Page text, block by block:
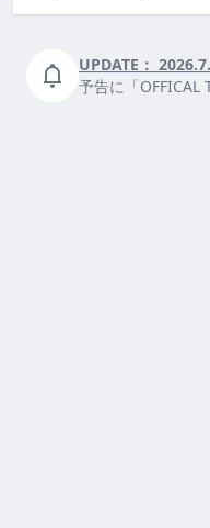
UPDATE：
予告に「OFFICAL